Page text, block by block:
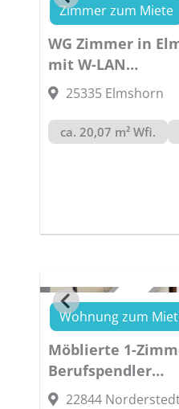
Zimmer zum Miete
WG Zimmer in
mit W-LAN
STUDENTEN
frei
25335 Elmshorn
ca. 20,07 m² Wfi.
VERMIETET
Wohnung zum
Möblierte 1-
Berufspendler
IHR ZUHAUSE
22844